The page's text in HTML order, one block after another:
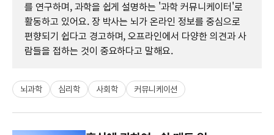
를 연구하며, 과학을 쉽게 설명하는 '과학 커뮤니케이터'로
활동하고 있어요. 장 박사는 뇌가 온라인 정보를 중심으로
편향되기 쉽다고 경고하며, 오프라인에서 다양한 의견과 사
람들을 접하는 것이 중요하다고 말해요.
뇌과학 심리학 사회학 커뮤니케이션